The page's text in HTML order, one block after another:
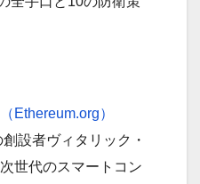
Ethereum.org）
設者ヴィタリック・
世代のスマートコン